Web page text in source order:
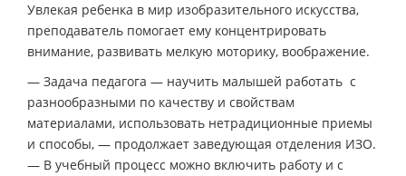
Увлекая ребенка в мир изобразительного искусства,
преподаватель помогает ему концентрировать
внимание, развивать мелкую моторику, воображение.
— Задача педагога — научить малышей работать с
разнообразными по качеству и свойствам
материалами, использовать нетрадиционные приемы
и способы, — продолжает заведующая отделения ИЗО.
— В учебный процесс можно включить работу и с